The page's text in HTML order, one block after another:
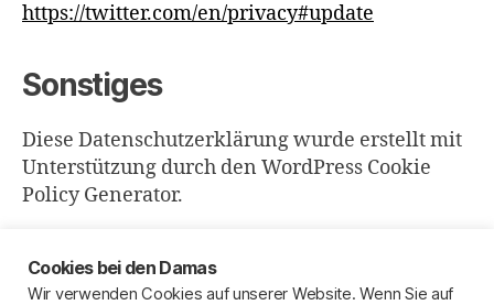
https://twitter.com/en/privacy#update
Sonstiges
Diese Datenschutzerklärung wurde erstellt mit
Unterstützung durch den WordPress Cookie
Policy Generator.
Cookies bei den Damas
Wir verwenden Cookies auf unserer Website. Wenn Sie auf